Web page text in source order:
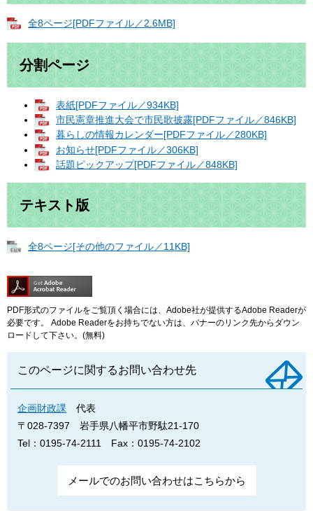
全8ページ[PDFファイル／2.6MB]
分割ページ
表紙[PDFファイル／934KB]
市民憲章推進大会で市民歌披露[PDFファイル／846KB]
暮らしの情報カレンダー[PDFファイル／280KB]
お知らせ[PDFファイル／306KB]
話題ピックアップ[PDFファイル／848KB]
テキスト版
全8ページ[その他のファイル／11KB]
PDF形式のファイルをご覧頂く場合には、Adobe社が提供するAdobe Readerが
必要です。
Adobe Readerをお持ちでない方は、バナーのリンク先からダウン
ロードして下さい。(無料)
このページに関するお問い合わせ先
企画財政課
代表
〒028-7397
岩手県八幡平市野駄21-170
Tel：0195-74-2111
Fax：0195-74-2102
メールでのお問い合わせはこちらから